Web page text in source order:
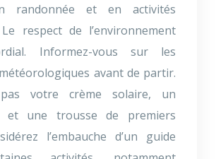
randonnée et en activités
respect de l’environnement
Informez-vous sur les
avant de partir.
pas votre crème solaire, un
et une trousse de premiers
l’embauche d’un guide